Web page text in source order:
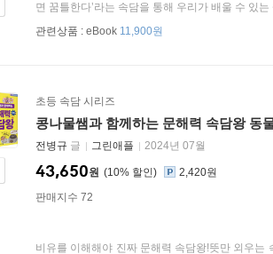
면 꿈틀한다’라는 속담을 통해 우리가 배울 수 있
관련상품 : eBook 11,900원
초등 속담 시리즈
콩나물쌤과 함께하는 문해력 속담왕 동
전병규 글 그린애플 2024년 07월
10%
43,650원
2,420원
판매지수 72
비유를 이해해야 진짜 문해력 속담왕!뜻만 외우는